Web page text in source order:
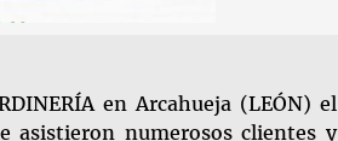
en Arcahueja (LEÓN) el
asistieron numerosos clientes y